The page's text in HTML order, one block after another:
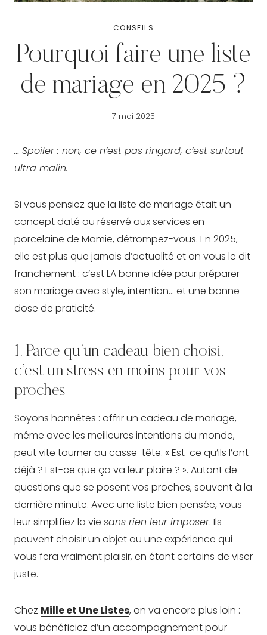
CONSEILS
Pourquoi faire une liste
de mariage en 2025 ?
7 mai 2025
… Spoiler : non, ce n’est pas ringard, c’est surtout
ultra malin.
Si vous pensiez que la liste de mariage était un
concept daté ou réservé aux services en
porcelaine de Mamie, détrompez-vous. En 2025,
elle est plus que jamais d’actualité et on vous le dit
franchement : c’est LA bonne idée pour préparer
son mariage avec style, intention… et une bonne
dose de praticité.
1. Parce qu’un cadeau bien choisi,
c’est un stress en moins pour vos
proches
Soyons honnêtes : offrir un cadeau de mariage,
même avec les meilleures intentions du monde,
peut vite tourner au casse-tête. « Est-ce qu’ils l’ont
déjà ? Est-ce que ça va leur plaire ? ». Autant de
questions que se posent vos proches, souvent à la
dernière minute. Avec une liste bien pensée, vous
leur simplifiez la vie sans rien leur imposer. Ils
peuvent choisir un objet ou une expérience qui
vous fera vraiment plaisir, en étant certains de viser
juste.
Chez Mille et Une Listes, on va encore plus loin :
vous bénéficiez d’un accompagnement pour